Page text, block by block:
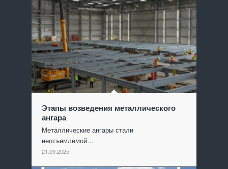
Этапы возведения металлического
ангара
Металлические ангары стали
неотъемлемой…
21.09.2025